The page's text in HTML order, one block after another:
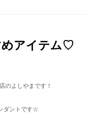
めアイテム♡
のよしやまです！
ダントです☆